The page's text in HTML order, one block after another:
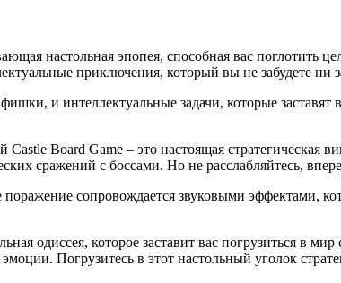
настольная эпопея, способная вас поглотить
приключения, который вы не забудете ни
и интеллектуальные задачи, которые заставят
Board Game – это настоящая стратегическая
сражений с боссами. Но не расслабляйтесь,
сопровождается звуковыми эффектами,
одиссея, которое заставит вас погрузиться в
Погрузитесь в этот настольный уголок